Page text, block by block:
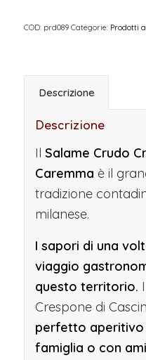
COD: prd089 Categorie: Prodotti
Descrizione
Descrizione
Il Salame Crudo
Caremma è il
tradizione
milanese.
I sapori di una
viaggio
questo territorio.
Crespone di
perfetto aperitivo
famiglia o con